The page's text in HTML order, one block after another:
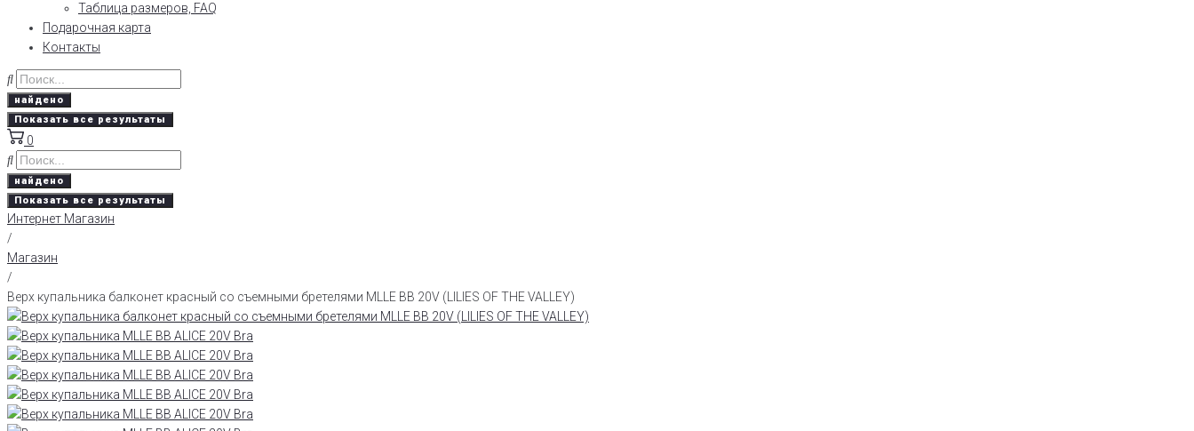
Таблица размеров, FAQ
Подарочная карта
Контакты
найдено
Показать все результаты
0
найдено
Показать все результаты
Интернет Магазин
/
Магазин
/
Верх купальника балконет красный со съемными бретелями MLLE BB 20V (LILIES OF THE VALLEY)